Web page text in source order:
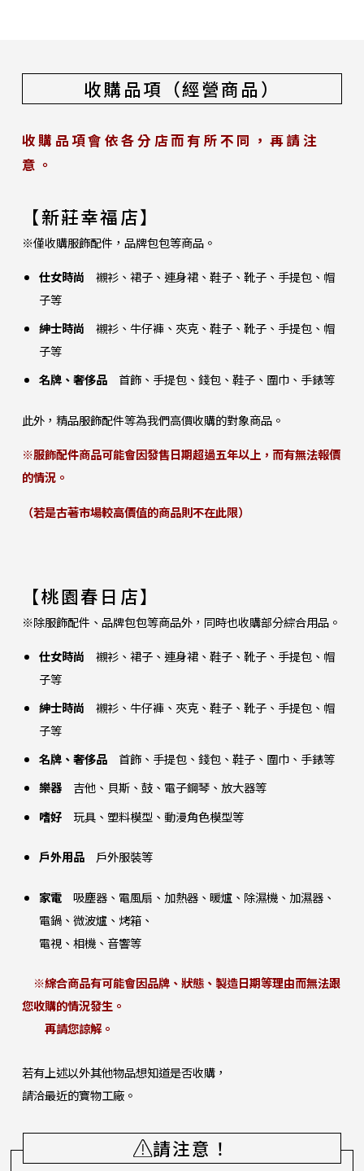
收購品項（經營商品）
收購品項會依各分店而有所不同，再請注
意。
【新莊幸福店】
※僅收購服飾配件，品牌包包等商品。
仕女時尚襯衫、裙子、連身裙、鞋子、靴子、手提包、帽
子等
紳士時尚襯衫、牛仔褲、夾克、鞋子、靴子、手提包、帽
子等
名牌、奢侈品 首飾、手提包、錢包、鞋子、圍巾、手錶等
此外，精品服飾配件等為我們高價收購的對象商品。
※服飾配件商品可能會因發售日期超過五年以上，而有無法報價
的情況。
（若是古著市場較高價值的商品則不在此限）
【桃園春日店】
※除服飾配件、品牌包包等商品外，同時也收購部分綜合用品。
仕女時尚襯衫、裙子、連身裙、鞋子、靴子、手提包、帽
子等
紳士時尚襯衫、牛仔褲、夾克、鞋子、靴子、手提包、帽
子等
名牌、奢侈品 首飾、手提包、錢包、鞋子、圍巾、手錶等
樂器 吉他、貝斯、鼓、電子鋼琴、放大器等
嗜好 玩具、塑料模型、動漫角色模型等
戶外用品 戶外服裝等
家電吸塵器、電風扇、加熱器、暖爐、除濕機、加濕器、
電鍋、微波爐、烤箱、
電視、相機、音響等
※綜合商品有可能會因品牌、狀態、製造日期等理由而無法跟
您收購的情況發生。
再請您諒解。
若有上述以外其他物品想知道是否收購，
請洽最近的寶物工廠。
請注意！